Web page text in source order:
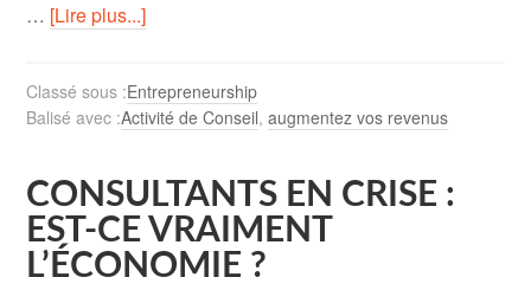
… [Lire plus...]
Classé sous :Entrepreneurship
Balisé avec :Activité de Conseil,augmentez vos revenus
CONSULTANTS EN CRISE :
EST-CE VRAIMENT
L’ÉCONOMIE ?